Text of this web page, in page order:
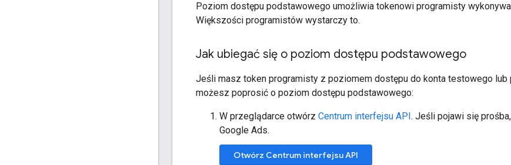
Poziom dostępu podstawowego umożliwia tokenowi programisty
Większości programistów wystarczy to.
Jak ubiegać się o poziom dostępu podstawowego
Jeśli masz token programisty z poziomem dostępu do konta testowego
możesz poprosić o poziom dostępu podstawowego:
W przeglądarce otwórz Centrum interfejsu API . Jeśli pojawi się
Google Ads.
Otwórz Centrum interfejsu API